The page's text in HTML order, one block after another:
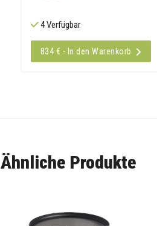
4 Verfügbar
834 € - In den Warenkorb
Ähnliche Produkte